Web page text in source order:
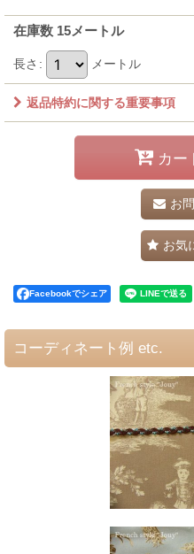
在庫数 15メートル
長さ : メートル
返品特約に関する重要事項
カー
お
お気
Facebookでシェア
コーディネート例 etc.